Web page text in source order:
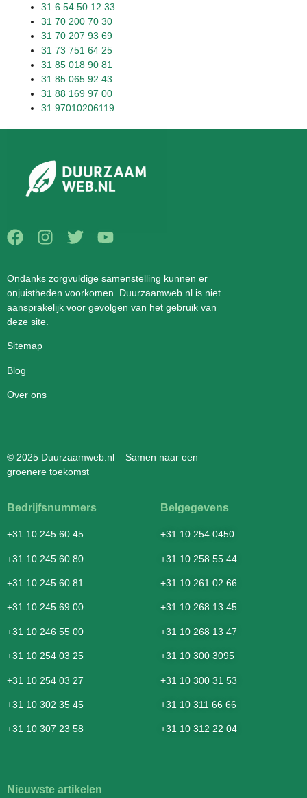
31 6 54 50 12 33
31 70 200 70 30
31 70 207 93 69
31 73 751 64 25
31 85 018 90 81
31 85 065 92 43
31 88 169 97 00
31 97010206119
Ondanks zorgvuldige samenstelling kunnen er
onjuistheden voorkomen. Duurzaamweb.nl is niet
aansprakelijk voor gevolgen van het gebruik van
deze site.
Sitemap
Blog
Over ons
© 2025 Duurzaamweb.nl – Samen naar een
groenere toekomst
Bedrijfsnummers
+31 10 245 60 45
+31 10 245 60 80
+31 10 245 60 81
+31 10 245 69 00
+31 10 246 55 00
+31 10 254 03 25
+31 10 254 03 27
+31 10 302 35 45
+31 10 307 23 58
Belgegevens
+31 10 254 0450
+31 10 258 55 44
+31 10 261 02 66
+31 10 268 13 45
+31 10 268 13 47
+31 10 300 3095
+31 10 300 31 53
+31 10 311 66 66
+31 10 312 22 04
Nieuwste artikelen